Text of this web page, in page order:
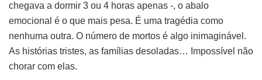
chegava a dormir 3 ou 4 horas apenas -, o abalo
emocional é o que mais pesa. É uma tragédia como
nenhuma outra. O número de mortos é algo inimaginável.
As histórias tristes, as famílias desoladas… Impossível não
chorar com elas.